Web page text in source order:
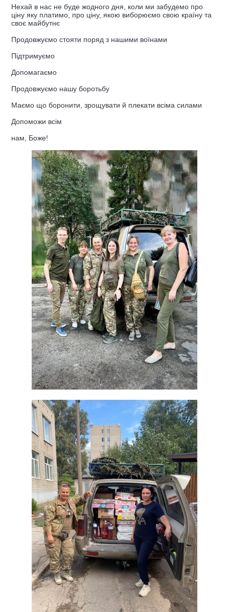
Нехай в нас не буде жодного дня, коли ми забудемо про
ціну яку платимо, про ціну, якою виборюємо свою країну та
своє майбутнє
Продовжуємо стояти поряд з нашими воїнами
Підтримуємо
Допомагаємо
Продовжуємо нашу боротьбу
Маємо що боронити, зрощувати й плекати всіма силами
Допоможи всім
нам, Боже!